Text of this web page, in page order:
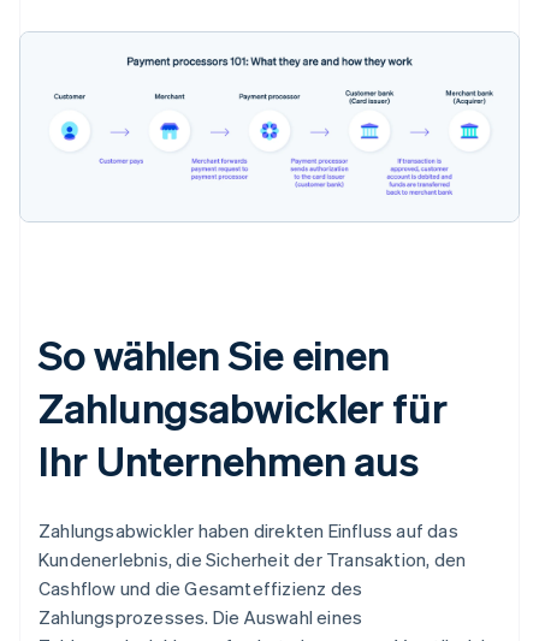
So wählen Sie einen
Zahlungsabwickler für
Ihr Unternehmen aus
Zahlungsabwickler haben direkten Einfluss auf das
Kundenerlebnis, die Sicherheit der Transaktion, den
Cashflow und die Gesamteffizienz des
Zahlungsprozesses. Die Auswahl eines